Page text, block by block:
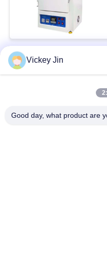
लोकप्रिय श्रेणियां
Vickey Jin
Good day, what product are